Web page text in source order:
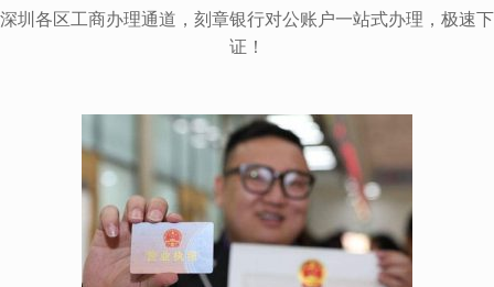
深圳各区工商办理通道，刻章银行对公账户一站式办理，极速下
证！